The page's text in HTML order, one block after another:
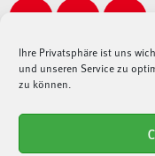
Ihre Privatsphäre ist uns
und unseren Service zu
zu können.
Alle angegebenen Preise sind